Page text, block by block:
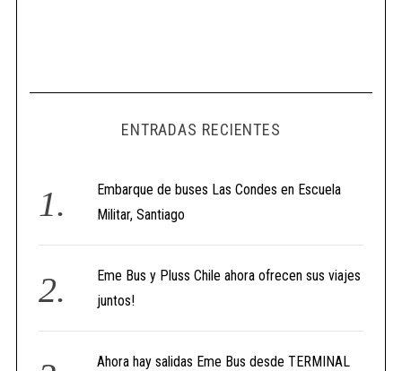
ENTRADAS RECIENTES
Embarque de buses Las Condes en Escuela
Militar, Santiago
Eme Bus y Pluss Chile ahora ofrecen sus viajes
juntos!
Ahora hay salidas Eme Bus desde TERMINAL